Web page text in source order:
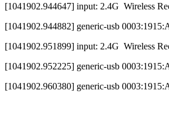
[1041902.944647] input: 2.4G Wireless
[1041902.944882] generic-usb
[1041902.951899] input: 2.4G Wireless
[1041902.952225] generic-usb
[1041902.960380] generic-usb